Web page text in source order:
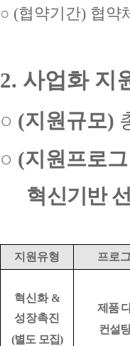
○ (협약기간) 협약
2. 사업화 지
○ (지원규모)
○ (지원프로
혁신기반
지원유형 프로
혁신화 &
성장촉진
(별도 모집)
제품
컨설